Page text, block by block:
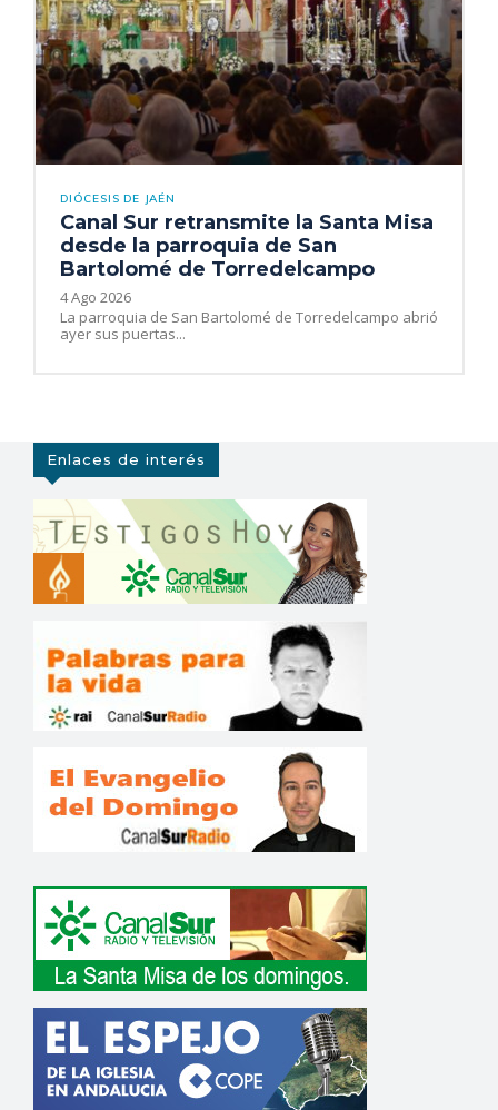
DIÓCESIS DE JAÉN
Canal Sur retransmite la Santa Misa
desde la parroquia de San
Bartolomé de Torredelcampo
4 Ago 2026
La parroquia de San Bartolomé de Torredelcampo abrió
ayer sus puertas...
Enlaces de interés